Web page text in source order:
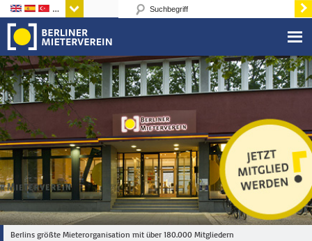
Sprachen
Berlins größte Mieterorganisation mit über 180.000 Mitgliedern